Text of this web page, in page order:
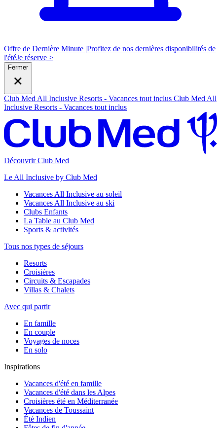
Offre de Dernière Minute |Profitez de nos dernières disponibilités de
l'étéJe réserve >
Fermer
Club Med All Inclusive Resorts - Vacances tout inclus Club Med All
Inclusive Resorts - Vacances tout inclus
Découvrir Club Med
Le All Inclusive by Club Med
Vacances All Inclusive au soleil
Vacances All Inclusive au ski
Clubs Enfants
La Table au Club Med
Sports & activités
Tous nos types de séjours
Resorts
Croisières
Circuits & Escapades
Villas & Chalets
Avec qui partir
En famille
En couple
Voyages de noces
En solo
Inspirations
Vacances d'été en famille
Vacances d'été dans les Alpes
Croisières été en Méditerranée
Vacances de Toussaint
Été Indien